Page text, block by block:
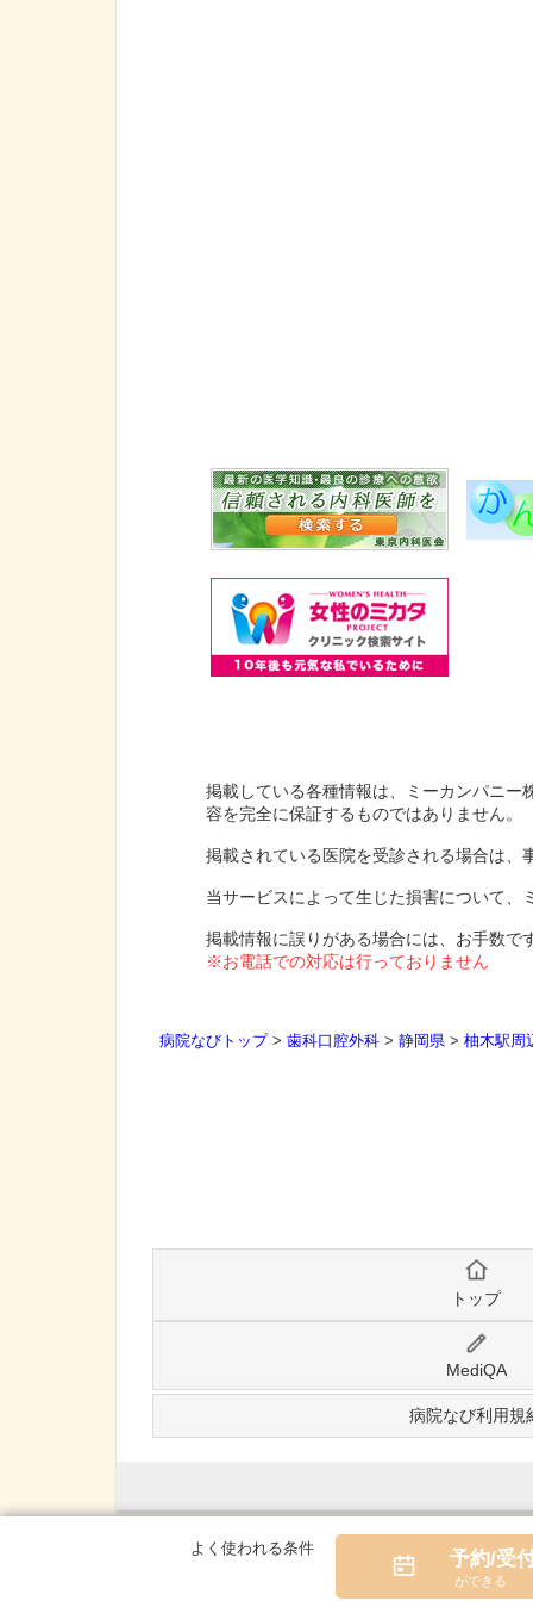
掲載している各種情報は、ミーカンパニー
容を完全に保証するものではありません。
掲載されている医院を受診される場合は、
当サービスによって生じた損害について、
掲載情報に誤りがある場合には、お手数で
※お電話での対応は行っておりません
病院なびトップ> 歯科口腔外科 > 静岡県 > 柚木駅周
トップ
MediQA
病院なび利用規
予約/受